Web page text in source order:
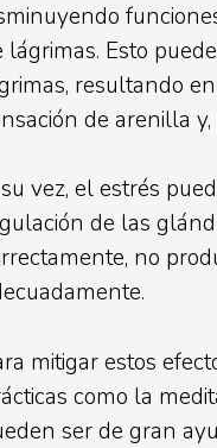
lágrimas. Esto
resultando en
de arenilla
vez, el estrés
de las
no
mitigar estos
como la
ser de gran